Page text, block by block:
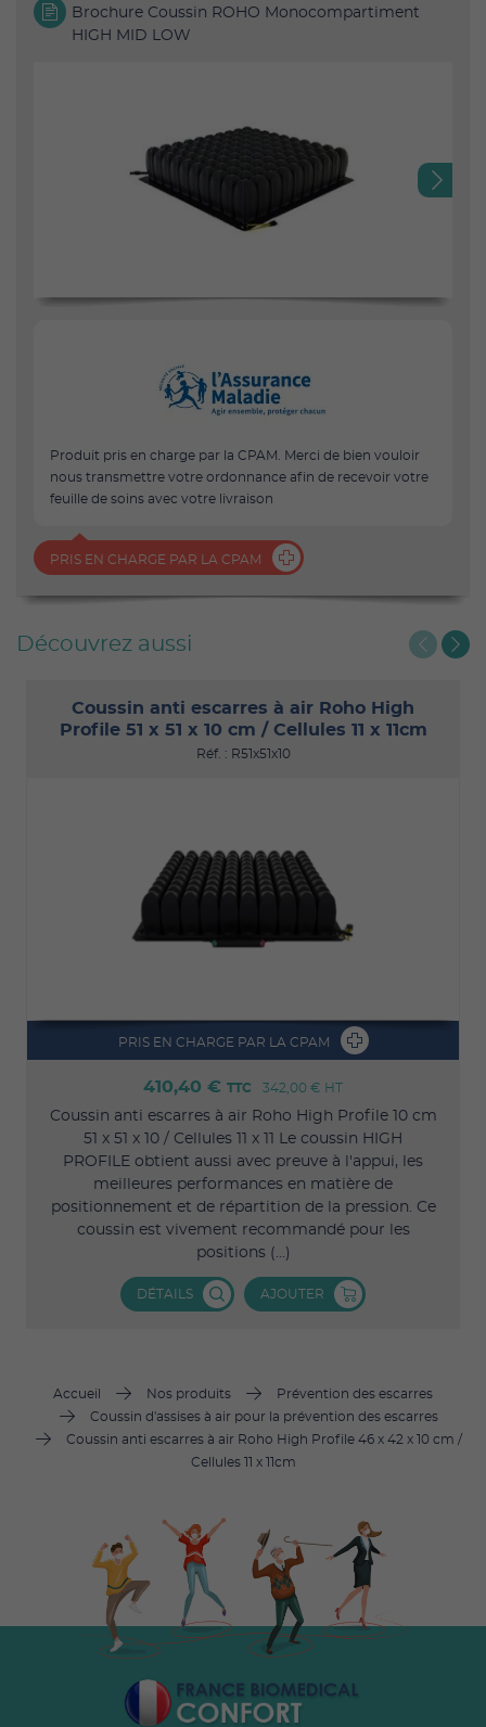
Brochure Coussin ROHO Monocompartiment
HIGH MID LOW
Produit pris en charge par la CPAM. Merci de bien vouloir
nous transmettre votre ordonnance afin de recevoir votre
feuille de soins avec votre livraison
PRIS EN CHARGE PAR LA CPAM
Découvrez aussi
Coussin anti escarres à air Roho High
Profile 51 x 51 x 10 cm / Cellules 11 x 11cm
Réf. : R51x51x10
PRIS EN CHARGE PAR LA CPAM
410,40 € TTC 342,00 € HT
Coussin anti escarres à air Roho High Profile 10 cm
51 x 51 x 10 / Cellules 11 x 11 Le coussin HIGH
PROFILE obtient aussi avec preuve à l'appui, les
meilleures performances en matière de
positionnement et de répartition de la pression. Ce
coussin est vivement recommandé pour les
positions (...)
DÉTAILS AJOUTER
Accueil Nos produits
Prévention des escarres
Coussin d'assises à air pour la prévention des escarres
Coussin anti escarres à air Roho High Profile 46 x 42 x 10 cm /
Cellules 11 x 11cm